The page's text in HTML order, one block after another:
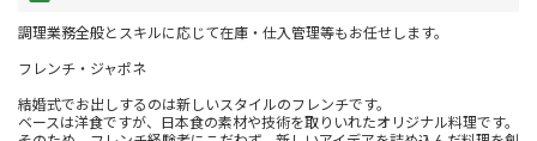
調理業務全般とスキルに応じて在庫・仕入管理等もお任せします。
フレンチ・ジャポネ
結婚式でお出しするのは新しいスタイルのフレンチです。
ベースは洋食ですが、日本食の素材や技術を取りいれたオリジナル料理です。